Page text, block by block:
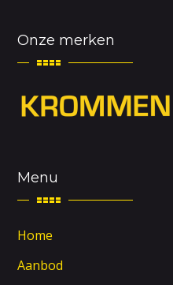
Onze merken
Menu
Home
Aanbod